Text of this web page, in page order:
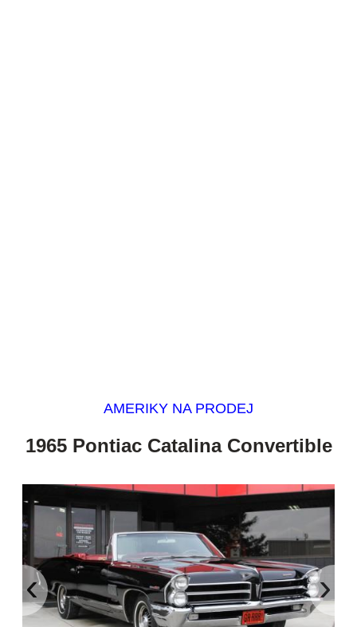
AMERIKY NA PRODEJ
1965 Pontiac Catalina Convertible
‹ ›